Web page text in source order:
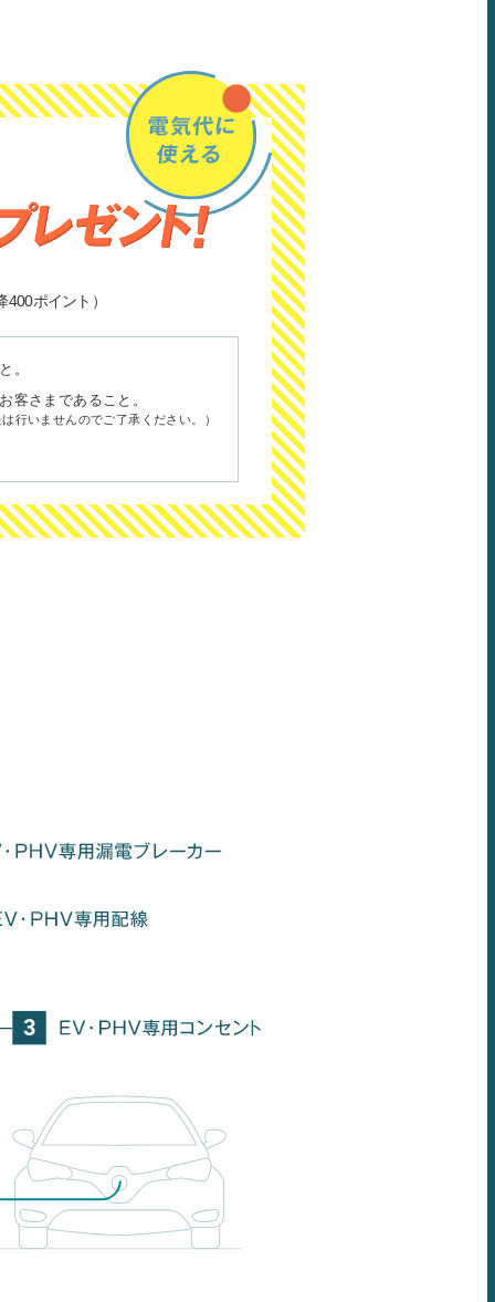
ポイント）
。
客さまであること。
行いませんのでご了承ください。）